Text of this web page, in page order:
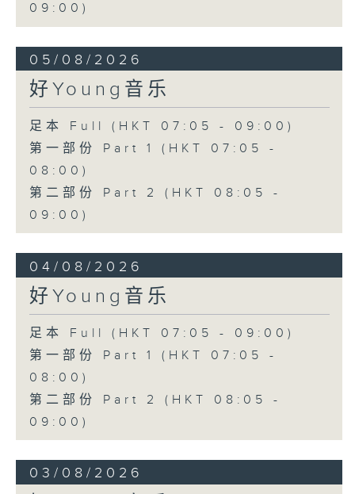
09:00)
05/08/2026
好Young音乐
足本 Full (HKT 07:05 - 09:00)
第一部份 Part 1 (HKT 07:05 -
08:00)
第二部份 Part 2 (HKT 08:05 -
09:00)
04/08/2026
好Young音乐
足本 Full (HKT 07:05 - 09:00)
第一部份 Part 1 (HKT 07:05 -
08:00)
第二部份 Part 2 (HKT 08:05 -
09:00)
03/08/2026